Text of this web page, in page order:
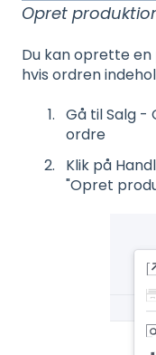
Opret
Du kan oprette
hvis ordren
Gå til Salg -
ordre
Klik på
"Opret